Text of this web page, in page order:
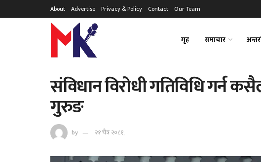
About Advertise Privacy & Policy Contact Our Team
गृह समाचार
संविधान विरोधी गतिविधि गर्न
गुरुङ
by २१ चैत्र २०८१,